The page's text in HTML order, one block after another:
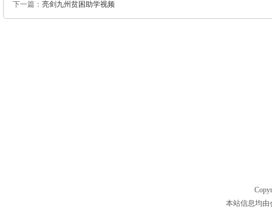
下一篇： 亮剑九州贫困助学视频
本站信息均由